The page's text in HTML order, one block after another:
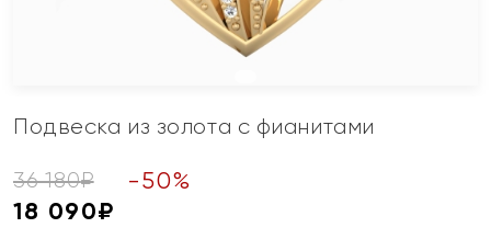
Подвеска из золота с фианитами
36 180₽ -50%
18 090₽